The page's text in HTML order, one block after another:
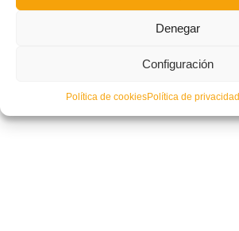
Denegar
Configuración
Política de cookiesPolítica de privacidad